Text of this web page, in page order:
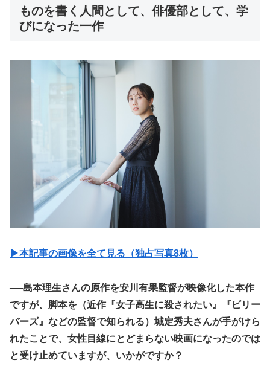
ものを書く人間として、俳優部として、学
びになった一作
▶︎本記事の画像を全て見る（独占写真8枚）
──島本理生さんの原作を安川有果監督が映像化した本作
ですが、脚本を（近作『女子高生に殺されたい』『ビリー
バーズ』などの監督で知られる）城定秀夫さんが手がけら
れたことで、女性目線にとどまらない映画になったのでは
と受け止めていますが、いかがですか？